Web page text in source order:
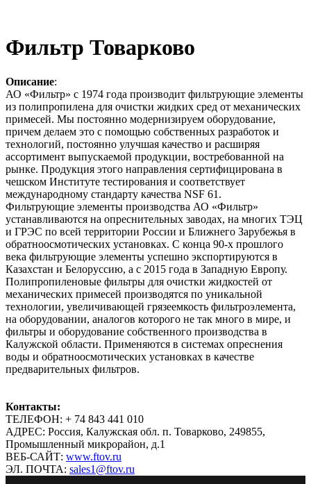
Фильтр Товарково
Описание:
АО «Фильтр» с 1974 года производит фильтрующие элементы
из полипропилена для очистки жидких сред от механических
примесей. Мы постоянно модернизируем оборудование,
причем делаем это с помощью собственных разработок и
технологий, постоянно улучшая качество и расширяя
ассортимент выпускаемой продукции, востребованной на
рынке. Продукция этого направления сертифицирована в
чешском Институте тестирования и соответствует
международному стандарту качества NSF 61.
Фильтрующие элементы производства АО «Фильтр»
устанавливаются на опреснительных заводах, на многих ТЭЦ
и ГРЭС по всей территории России и Ближнего Зарубежья в
обратноосмотических установках. С конца 90-х прошлого
века фильтрующие элементы успешно экспортируются в
Казахстан и Белоруссию, а с 2015 года в Западную Европу.
Полипропиленовые фильтры для очистки жидкостей от
механических примесей производятся по уникальной
технологии, увеличивающей грязеемкость фильтроэлемента,
на оборудовании, аналогов которого не так много в мире, и
фильтры и оборудование собственного производства в
Калужской области. Применяются в системах опреснения
воды и обратноосмотических установках в качестве
предварительных фильтров.
Контакты:
ТЕЛЕФОН: + 74 843 441 010
АДРЕС: Россия, Калужская обл. п. Товарково, 249855,
Промышленный микрорайон, д.1
ВЕБ-САЙТ: www.ftov.ru
ЭЛ. ПОЧТА: sales1@ftov.ru